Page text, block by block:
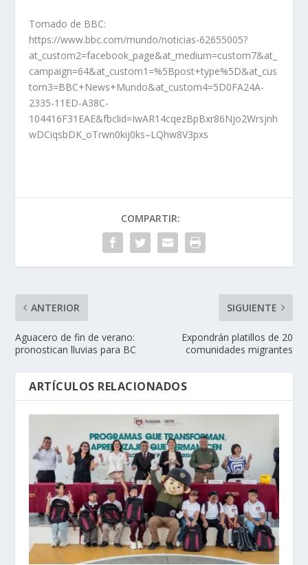
Tomado de BBC:
https://www.bbc.com/mundo/noticias-62655005?
at_custom2=facebook_page&at_medium=custom7&at_
campaign=64&at_custom1=%5Bpost+type%5D&at_cus
tom3=BBC+News+Mundo&at_custom4=5D0FA24A-
2335-11ED-A38C-
104416F31EAE&fbclid=IwAR14cqezBpBxr86Njo2Wrsjnh
wDCiqsbDK_oTrwn0kij0ks–LQhw8V3pxs
COMPARTIR:
ANTERIOR
Aguacero de fin de verano:
pronostican lluvias para BC
SIGUIENTE
Expondrán platillos de 20
comunidades migrantes
ARTÍCULOS RELACIONADOS